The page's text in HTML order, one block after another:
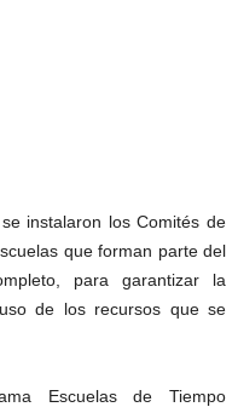
instalaron los Comités de
que forman parte del
para garantizar la
de los recursos que se
Escuelas de Tiempo